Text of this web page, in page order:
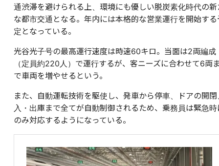
通渋滞を避けられる上、環境にも優しい脱炭素化時代の新
な都市交通となる。年内には本格的な営業運行を開始する
定となっている。
光谷光子号の最高運行速度は時速60キロ。当面は2両編成
（定員約220人）で運行するが、客ニーズに合わせて6両
で車両を増やせるという。
また、自動運転技術を駆使し、発車から停車、ドアの開閉
入・出庫まで全てが自動制御されるため、乗務員は緊急時
のみ対応するようになっている。